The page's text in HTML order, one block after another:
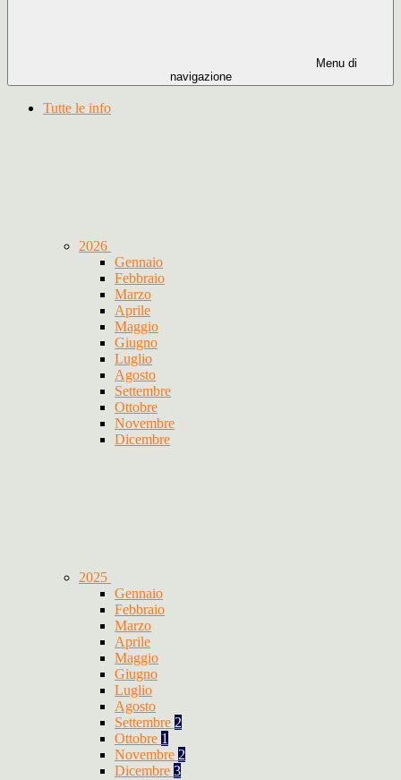
Menu di
navigazione
Tutte le info
2026
Gennaio
Febbraio
Marzo
Aprile
Maggio
Giugno
Luglio
Agosto
Settembre
Ottobre
Novembre
Dicembre
2025
Gennaio
Febbraio
Marzo
Aprile
Maggio
Giugno
Luglio
Agosto
Settembre 2
Ottobre 1
Novembre 2
Dicembre 3